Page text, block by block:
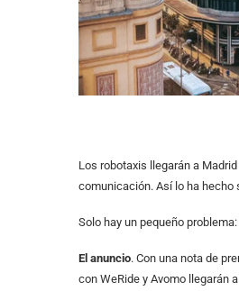
Los robotaxis llegarán a
comunicación. Así lo ha hecho
Solo hay un pequeño
El anuncio. Con una nota de
con WeRide y Avomo llegarán